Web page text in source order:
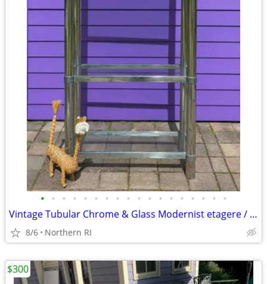
• • • • • • • • • • • • • • • • • •
Vintage Tubular Chrome & Glass Modernist etagere / shelf A175
8/6 Northern RI
$300